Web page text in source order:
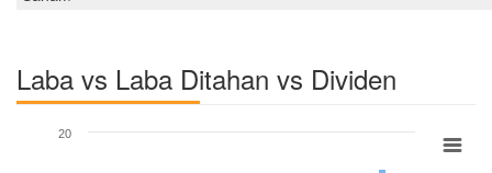
Laba vs Laba Ditahan vs Dividen
20